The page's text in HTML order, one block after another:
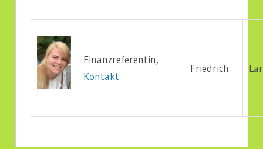
Finanzreferentin,
Kontakt
Friedrich